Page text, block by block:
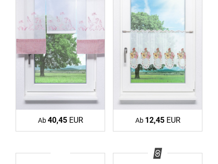
Ab40,45EUR Ab 12,45EUR